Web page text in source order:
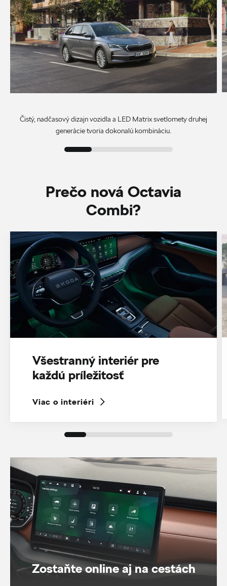
Čistý, nadčasový dizajn vozidla a LED Matrix svetlomety druhej
generácie tvoria dokonalú kombináciu.
Prečo nová Octavia
Combi?
Všestranný interiér pre
každú príležitosť
Viac o interiéri
Zostaňte online aj na cestách